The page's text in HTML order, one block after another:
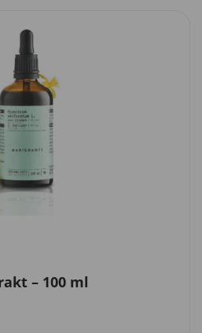
– 100 ml